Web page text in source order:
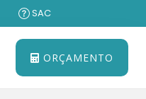
SAC
ORÇAMENTO